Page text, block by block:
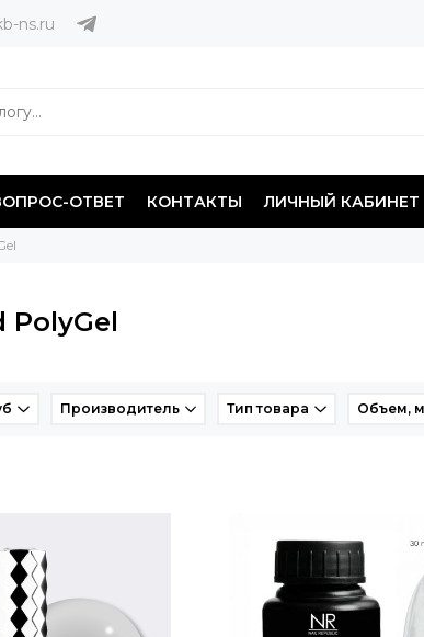
ns.ru
ОТВЕТ КОНТАКТЫ ЛИЧНЫЙ КАБИНЕТ
PolyGel
Производитель Тип товара Объем,